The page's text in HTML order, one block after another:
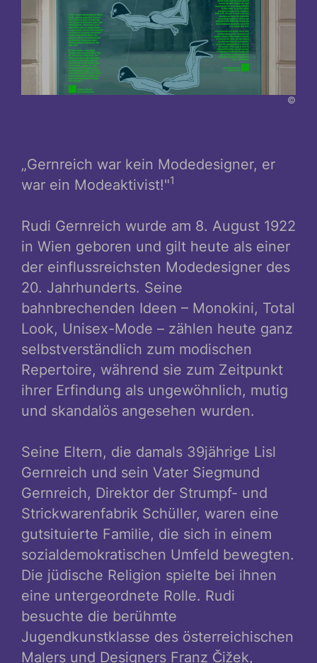
©
„Gernreich war kein Modedesigner, er
war ein Modeaktivist!"1
Rudi Gernreich wurde am 8. August 1922
in Wien geboren und gilt heute als einer
der einflussreichsten Modedesigner des
20. Jahrhunderts. Seine
bahnbrechenden Ideen – Monokini, Total
Look, Unisex-Mode – zählen heute ganz
selbstverständlich zum modischen
Repertoire, während sie zum Zeitpunkt
ihrer Erfindung als ungewöhnlich, mutig
und skandalös angesehen wurden.
Seine Eltern, die damals 39jährige Lisl
Gernreich und sein Vater Siegmund
Gernreich, Direktor der Strumpf- und
Strickwarenfabrik Schüller, waren eine
gutsituierte Familie, die sich in einem
sozialdemokratischen Umfeld bewegten.
Die jüdische Religion spielte bei ihnen
eine untergeordnete Rolle. Rudi
besuchte die berühmte
Jugendkunstklasse des österreichischen
Malers und Designers Franz Čižek,